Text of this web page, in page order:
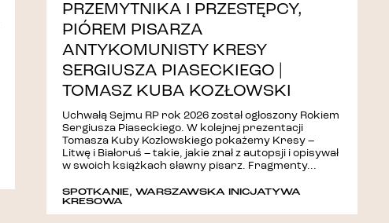
PRZEMYTNIKA I PRZESTĘPCY,
PIÓREM PISARZA
ANTYKOMUNISTY KRESY
SERGIUSZA PIASECKIEGO |
TOMASZ KUBA KOZŁOWSKI
Uchwałą Sejmu RP rok 2026 został ogłoszony Rokiem
Sergiusza Piaseckiego. W kolejnej prezentacji
Tomasza Kuby Kozłowskiego pokażemy Kresy –
Litwę i Białoruś – takie, jakie znał z autopsji i opisywał
w swoich książkach sławny pisarz. Fragmenty...
SPOTKANIE, WARSZAWSKA INICJATYWA
KRESOWA